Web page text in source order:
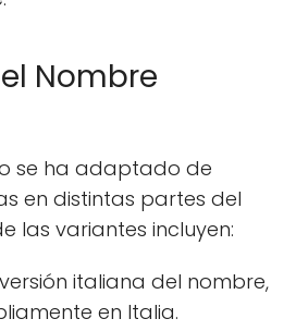
Nombre
se ha adaptado de
en distintas partes del
las variantes incluyen:
italiana del nombre,
en Italia.